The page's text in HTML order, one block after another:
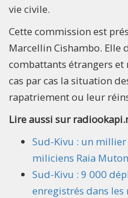
vie civile.
Cette commission est
Marcellin Cishambo. Elle
combattants étrangers
cas par cas la situation
rapatriement ou leur
Lire aussi sur
Sud-Kivu : un
miliciens Raia
Sud-Kivu : 9 000
enregistrés dans les